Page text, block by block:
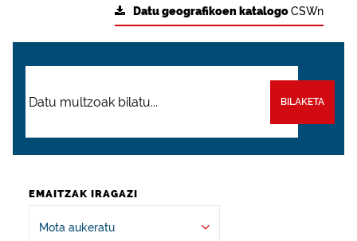
Datu geografikoen katalogoCSWn
BILAKETA
EMAITZAK IRAGAZI
Mota aukeratu